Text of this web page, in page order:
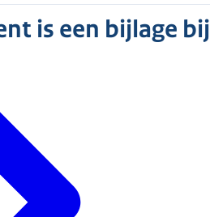
is een bijlage bij